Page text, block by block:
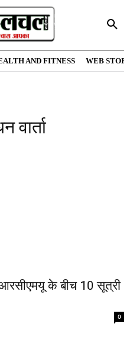
AND FITNESS WEB
वार्ता
के बीच 10 सूत्री
0